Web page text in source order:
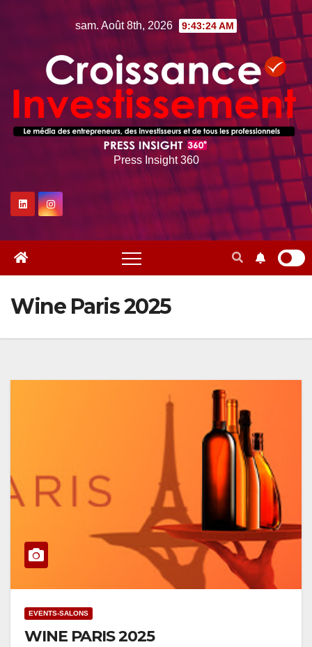
sam. Août 8th, 2026 9:43:25 AM
Press Insight 360
Wine Paris 2025
EVENTS-SALONS
WINE PARIS 2025